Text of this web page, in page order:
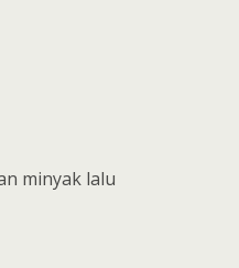
minyak lalu